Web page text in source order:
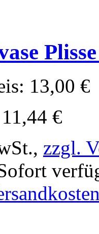
13,00 €
11,44 €
zzgl.